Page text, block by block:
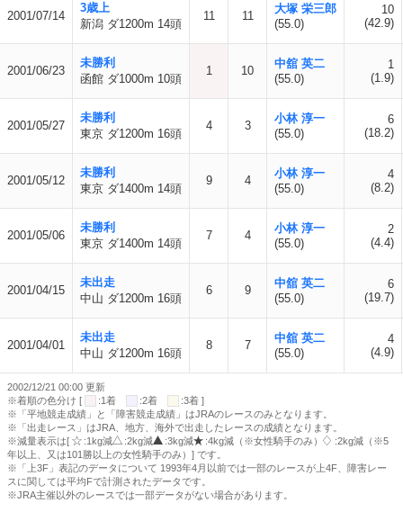
2001/07/14
3歳上
新潟 ダ1200m 14頭
11 11
大塚 栄三郎
(55.0)
10
(42.9)
2001/06/23
未勝利
函館 ダ1000m 10頭
1 10
中舘 英二
(55.0)
1
(1.9)
2001/05/27
未勝利
東京 ダ1200m 16頭
4 3
小林 淳一
(55.0)
6
(18.2)
2001/05/12
未勝利
東京 ダ1400m 14頭
9 4
小林 淳一
(55.0)
4
(8.2)
2001/05/06
未勝利
東京 ダ1400m 14頭
7 4
小林 淳一
(55.0)
2
(4.4)
2001/04/15
未出走
中山 ダ1200m 16頭
6 9
中舘 英二
(55.0)
6
(19.7)
2001/04/01
未出走
中山 ダ1200m 16頭
8 7
中舘 英二
(55.0)
4
(4.9)
2002/12/21 00:00 更新
※着順の色分け [
:1着 :2着
:3着 ]
※「平地競走成績」と「障害競走成績」はJRAのレースのみとなります。
※「出走レース」はJRA、地方、海外で出走したレースの成績となります。
※減量表示は[
:1kg減 :2kg減 :3kg減 :4kg減（※女性騎手のみ）
:2kg減（※5
年以上、又は101勝以上の女性騎手のみ）] です。
※「上3F」表記のデータについて 1993年4月以前では一部のレースが上4F、障害レー
スに関しては平均Fで計測されたデータです。
※JRA主催以外のレースでは一部データがない場合があります。